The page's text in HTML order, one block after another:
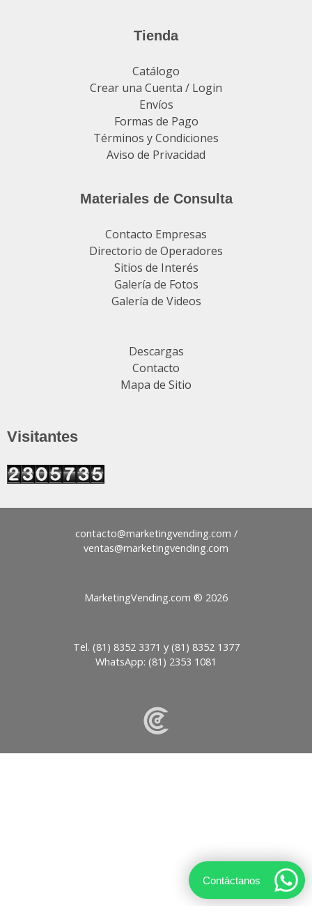
Tienda
Catálogo
Crear una Cuenta / Login
Envíos
Formas de Pago
Términos y Condiciones
Aviso de Privacidad
Materiales de Consulta
Contacto Empresas
Directorio de Operadores
Sitios de Interés
Galería de Fotos
Galería de Videos
Descargas
Contacto
Mapa de Sitio
Visitantes
contacto@
/
ventas@
MarketingVending.com ® 2026
Tel. (81) 8352 3371 y (81) 8352 1377
WhatsApp: (81) 2353 1081
Contáctanos